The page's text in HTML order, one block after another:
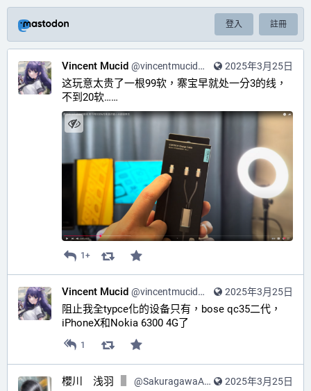
登入 註冊
2025年3月25日
Vincent Mucid @vincentmucid@pawoo.net
这玩意太贵了一根99软，寨宝早就处一分3的线，
不到20软……
1+
2025年3月25日
Vincent Mucid @vincentmucid@pawoo.net
阻止我全typce化的设备只有，bose qc35二代，
iPhoneX和Nokia 6300 4G了
1
2025年3月25日
櫻川 浅羽 @SakuragawaAsaba@hub.sakuragawa.moe